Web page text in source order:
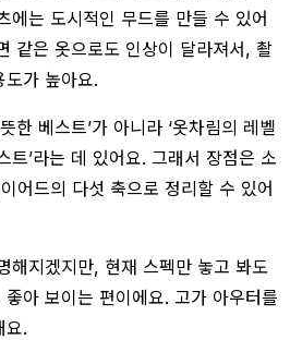
에는 도시적인 무드를 만들 수 있어
같은 옷으로도 인상이 달라져서, 촬
도가 높아요.
한 베스트’가 아니라 ‘옷차림의 레벨
트’라는 데 있어요. 그래서 장점은 소
어드의 다섯 축으로 정리할 수 있어
해지겠지만, 현재 스펙만 놓고 봐도
아 보이는 편이에요. 고가 아우터를
요.